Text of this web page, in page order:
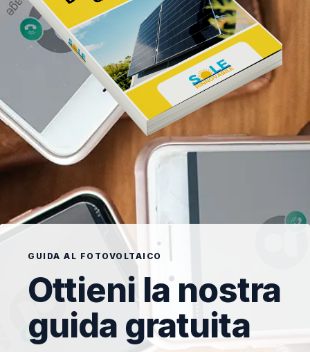
GUIDA AL FOTOVOLTAICO
Ottieni la nostra
guida gratuita